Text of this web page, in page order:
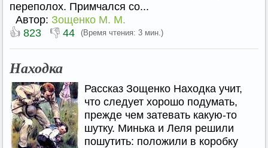
переполох. Примчался со...
Автор: Зощенко М. М.
👍 823 👎 44 (Время чтения: 3 мин.)
Находка
Рассказ Зощенко Находка учит,
что следует хорошо подумать,
прежде чем затевать какую-то
шутку. Минька и Леля решили
пошутить: положили в коробку